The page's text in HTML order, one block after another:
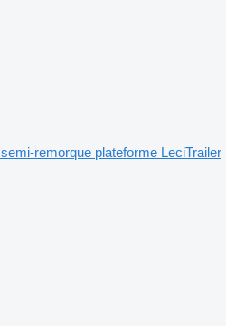
semi-remorque plateforme LeciTrailer